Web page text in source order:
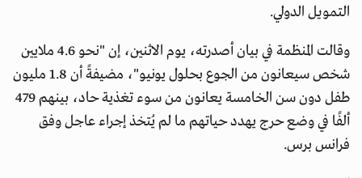
التمويل الدولي.
وقالت المنظمة في بيان أصدرته، يوم الاثنين، إن "نحو 4.6 ملايين
شخص سيعانون من الجوع بحلول يونيو"، مضيفةً أن 1.8 مليون
طفل دون سن الخامسة يعانون من سوء تغذية حاد، بينهم 479
ألفًا في وضع حرج يهدد حياتهم ما لم يُتخذ إجراء عاجل وفق
فرانس برس.